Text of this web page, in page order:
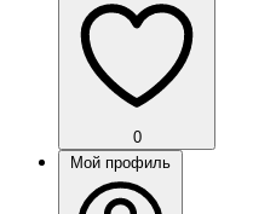
0
Мой профиль